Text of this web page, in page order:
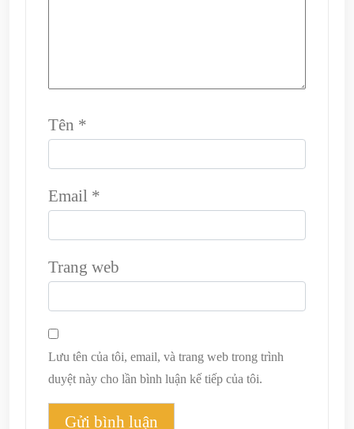
Tên *
Email *
Trang web
Lưu tên của tôi, email, và trang web trong trình
duyệt này cho lần bình luận kế tiếp của tôi.